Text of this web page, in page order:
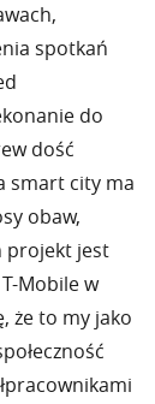
spotkań
do
dość
smart city ma
obaw,
projekt jest
Mobile w
że to my jako